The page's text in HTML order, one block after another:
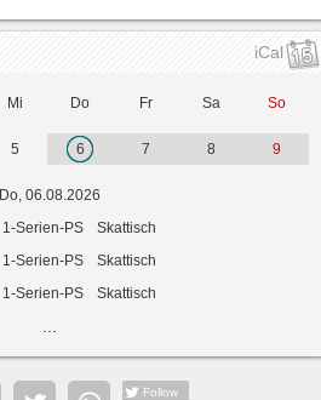
iCal
Mi Do Fr Sa So
5 6 7 8 9
Do, 06.08.2026
1-Serien-PS
Skattisch
1-Serien-PS
Skattisch
1-Serien-PS Skattisch
Follow